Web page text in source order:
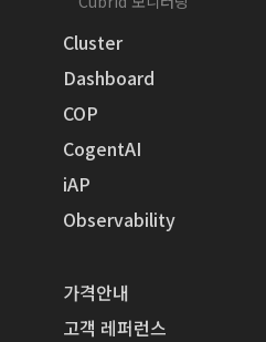
Cluster
Dashboard
COP
CogentAI
iAP
Observability
가격안내
고객 레퍼런스